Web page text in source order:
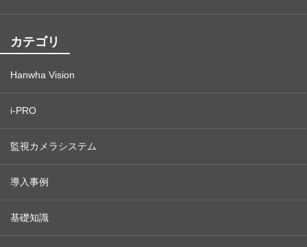
カテゴリ
Hanwha Vision
i-PRO
監視カメラシステム
導入事例
基礎知識